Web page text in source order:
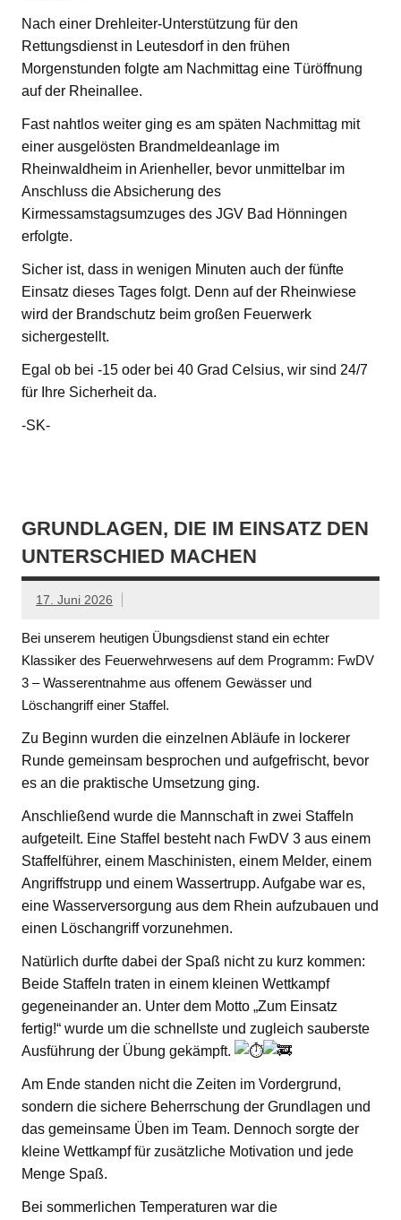
Nach einer Drehleiter-Unterstützung für den
Rettungsdienst in Leutesdorf in den frühen
Morgenstunden folgte am Nachmittag eine Türöffnung
auf der Rheinallee.
Fast nahtlos weiter ging es am späten Nachmittag mit
einer ausgelösten Brandmeldeanlage im
Rheinwaldheim in Arienheller, bevor unmittelbar im
Anschluss die Absicherung des
Kirmessamstagsumzuges des JGV Bad Hönningen
erfolgte.
Sicher ist, dass in wenigen Minuten auch der fünfte
Einsatz dieses Tages folgt. Denn auf der Rheinwiese
wird der Brandschutz beim großen Feuerwerk
sichergestellt.
Egal ob bei -15 oder bei 40 Grad Celsius, wir sind 24/7
für Ihre Sicherheit da.
-SK-
GRUNDLAGEN, DIE IM EINSATZ DEN
UNTERSCHIED MACHEN
17. Juni 2026
Bei unserem heutigen Übungsdienst stand ein echter
Klassiker des Feuerwehrwesens auf dem Programm: FwDV
3 – Wasserentnahme aus offenem Gewässer und
Löschangriff einer Staffel.
Zu Beginn wurden die einzelnen Abläufe in lockerer
Runde gemeinsam besprochen und aufgefrischt, bevor
es an die praktische Umsetzung ging.
Anschließend wurde die Mannschaft in zwei Staffeln
aufgeteilt. Eine Staffel besteht nach FwDV 3 aus einem
Staffelführer, einem Maschinisten, einem Melder, einem
Angriffstrupp und einem Wassertrupp. Aufgabe war es,
eine Wasserversorgung aus dem Rhein aufzubauen und
einen Löschangriff vorzunehmen.
Natürlich durfte dabei der Spaß nicht zu kurz kommen:
Beide Staffeln traten in einem kleinen Wettkampf
gegeneinander an. Unter dem Motto „Zum Einsatz
fertig!“ wurde um die schnellste und zugleich sauberste
Ausführung der Übung gekämpft.
Am Ende standen nicht die Zeiten im Vordergrund,
sondern die sichere Beherrschung der Grundlagen und
das gemeinsame Üben im Team. Dennoch sorgte der
kleine Wettkampf für zusätzliche Motivation und jede
Menge Spaß.
Bei sommerlichen Temperaturen war die